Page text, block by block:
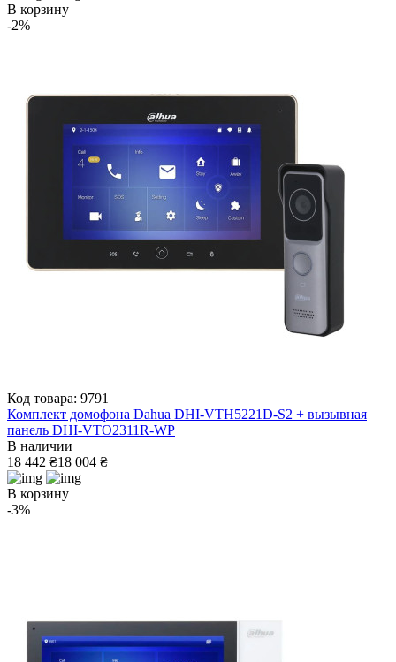
В корзину
-2%
Код товара: 9791
Комплект домофона Dahua DHI-VTH5221D-S2 + вызывная
панель DHI-VTO2311R-WP
В наличии
18 442 ₴18 004 ₴
В корзину
-3%